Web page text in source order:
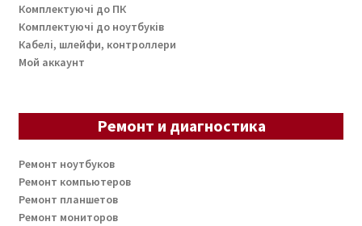
Комплектуючі до ПК
Комплектуючі до ноутбуків
Кабелі, шлейфи, контроллери
Мой аккаунт
Ремонт и диагностика
Ремонт ноутбуков
Ремонт компьютеров
Ремонт планшетов
Ремонт мониторов